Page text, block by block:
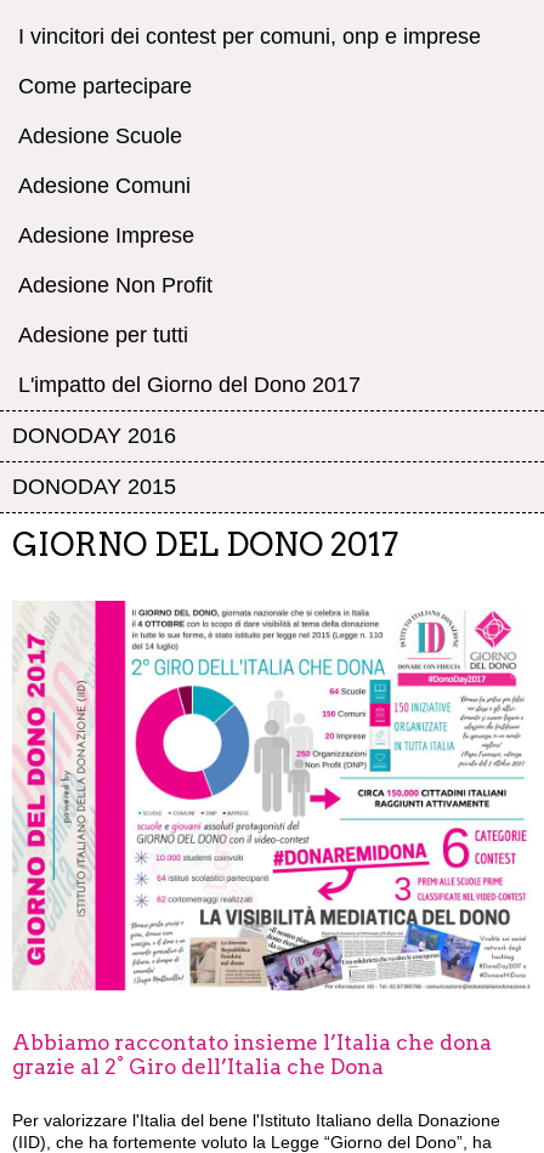
I vincitori dei contest per comuni, onp e imprese
Come partecipare
Adesione Scuole
Adesione Comuni
Adesione Imprese
Adesione Non Profit
Adesione per tutti
L'impatto del Giorno del Dono 2017
DONODAY 2016
DONODAY 2015
GIORNO DEL DONO 2017
Abbiamo raccontato insieme l’Italia che dona
grazie al 2° Giro dell’Italia che Dona
Per valorizzare l'Italia del bene l'Istituto Italiano della Donazione
(IID), che ha fortemente voluto la Legge “Giorno del Dono”, ha